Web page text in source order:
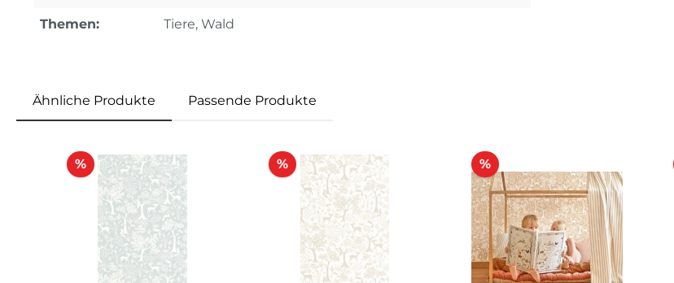
Themen: Tiere, Wald
Ähnliche Produkte Passende Produkte
%Rabatt %Rabatt %Rabatt